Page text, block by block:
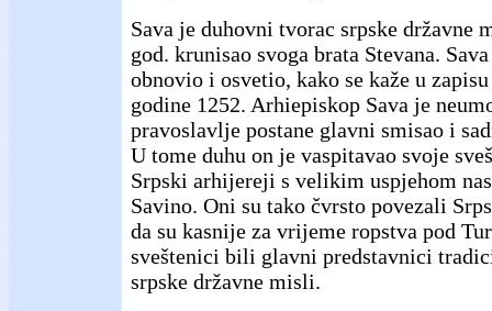
Sava je duhovni tvorac srpske državne
god. krunisao svoga brata Stevana.
obnovio i osvetio, kako se kaže u
godine 1252. Arhiepiskop Sava je
pravoslavlje postane glavni smisao i
U tome duhu on je vaspitavao svoje
Srpski arhijereji s velikim uspjehom
Savino. Oni su tako čvrsto povezali
da su kasnije za vrijeme ropstva pod
sveštenici bili glavni predstavnici
srpske državne misli.